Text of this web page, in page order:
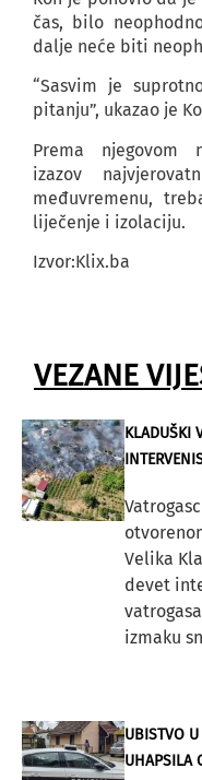
čas, bilo
dalje neće biti
“Sasvim je
pitanju”, ukazao je
Prema njegovom
izazov
međuvremenu,
liječenje i izolaciju.
Izvor:Klix.ba
VEZANE
KLADUŠKI
Velika
devet
izmaku
UBISTVO U
UHAPSILA